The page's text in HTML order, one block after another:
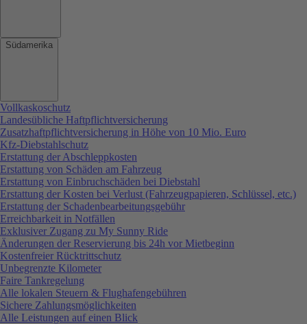
Südamerika
Vollkaskoschutz
Landesübliche Haftpflichtversicherung
Zusatzhaftpflichtversicherung in Höhe von 10 Mio. Euro
Kfz-Diebstahlschutz
Erstattung der Abschleppkosten
Erstattung von Schäden am Fahrzeug
Erstattung von Einbruchschäden bei Diebstahl
Erstattung der Kosten bei Verlust (Fahrzeugpapieren, Schlüssel, etc.)
Erstattung der Schadenbearbeitungsgebühr
Erreichbarkeit in Notfällen
Exklusiver Zugang zu My Sunny Ride
Änderungen der Reservierung bis 24h vor Mietbeginn
Kostenfreier Rücktrittschutz
Unbegrenzte Kilometer
Faire Tankregelung
Alle lokalen Steuern & Flughafengebühren
Sichere Zahlungsmöglichkeiten
Alle Leistungen auf einen Blick